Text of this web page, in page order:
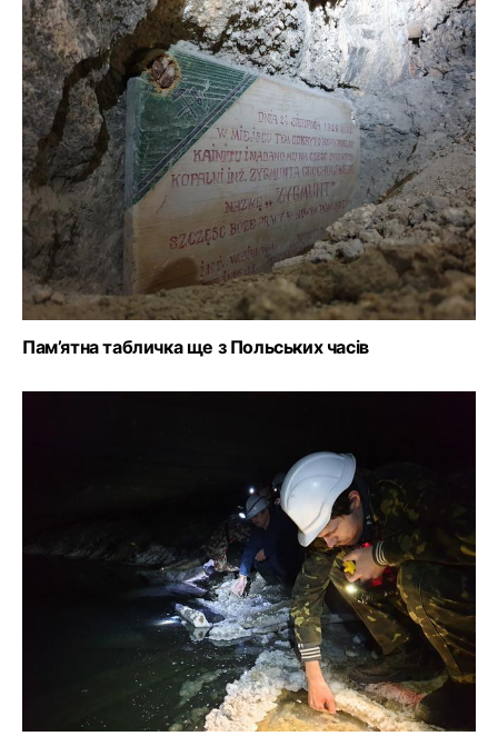
Пам’ятна табличка ще з Польських часів